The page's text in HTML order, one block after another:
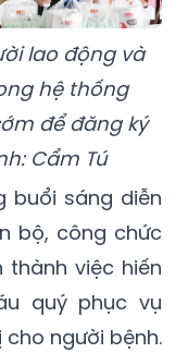
lao động và
hệ thống
để đăng ký
Cẩm Tú
buổi sáng diễn
bộ, công chức
việc hiến
quý phục vụ
người bệnh.